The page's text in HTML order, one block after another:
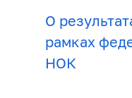
О
рамках
НОК